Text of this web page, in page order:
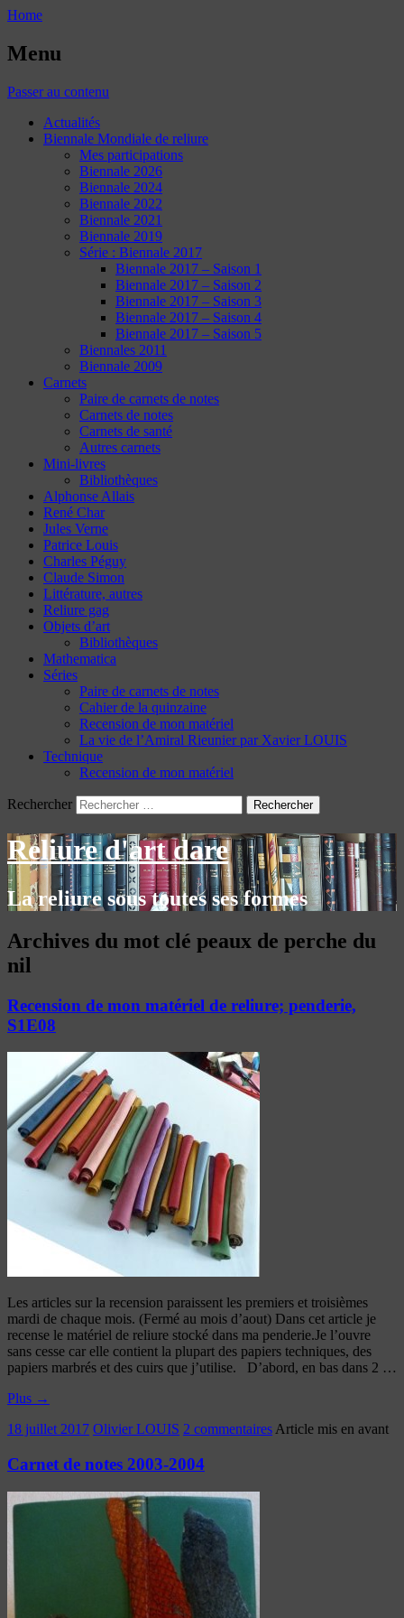
Home
Menu
Passer au contenu
Actualités
Biennale Mondiale de reliure
Mes participations
Biennale 2026
Biennale 2024
Biennale 2022
Biennale 2021
Biennale 2019
Série : Biennale 2017
Biennale 2017 – Saison 1
Biennale 2017 – Saison 2
Biennale 2017 – Saison 3
Biennale 2017 – Saison 4
Biennale 2017 – Saison 5
Biennales 2011
Biennale 2009
Carnets
Paire de carnets de notes
Carnets de notes
Carnets de santé
Autres carnets
Mini-livres
Bibliothèques
Alphonse Allais
René Char
Jules Verne
Patrice Louis
Charles Péguy
Claude Simon
Littérature, autres
Reliure gag
Objets d’art
Bibliothèques
Mathematica
Séries
Paire de carnets de notes
Cahier de la quinzaine
Recension de mon matériel
La vie de l’Amiral Rieunier par Xavier LOUIS
Technique
Recension de mon matériel
Rechercher
Reliure d'art dare
La reliure sous toutes ses formes
Archives du mot clé peaux de perche du
nil
Recension de mon matériel de reliure; penderie,
S1E08
Les articles sur la recension paraissent les premiers et troisièmes
mardi de chaque mois. (Fermé au mois d’aout) Dans cet article je
recense le matériel de reliure stocké dans ma penderie.Je l’ouvre
sans cesse car elle contient la plupart des papiers techniques, des
papiers marbrés et des cuirs que j’utilise. D’abord, en bas dans 2 …
Plus →
18 juillet 2017 Olivier LOUIS 2 commentaires Article mis en avant
Carnet de notes 2003-2004